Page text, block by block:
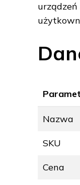
Nazwa
SKU
Cena